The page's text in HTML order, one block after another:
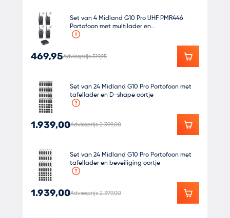
Set van 4 Midland G10 Pro UHF PMR446
Portofoon met multilader en
beveiligingoortje
469,95Adviesprijs 519,95
Set van 24 Midland G10 Pro Portofoon met
tafellader en D-shape oortje
1.939,00Adviesprijs 2.399,00
Set van 24 Midland G10 Pro Portofoon met
tafellader en beveiliging oortje
1.939,00Adviesprijs 2.399,00